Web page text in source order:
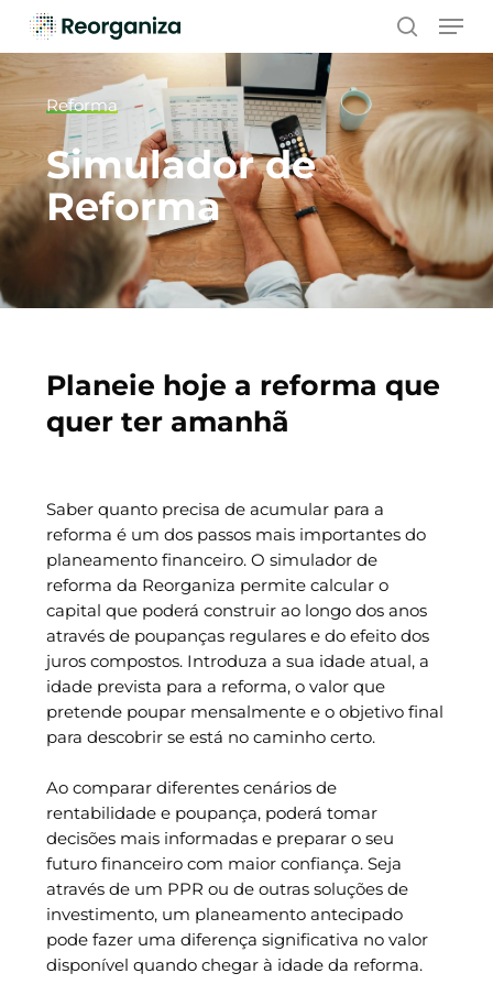
Skip
main
content
search
Reforma
Simulador de
Reforma
Planeie hoje a reforma que
quer ter amanhã
Saber quanto precisa de acumular para a
reforma é um dos passos mais importantes do
planeamento financeiro. O simulador de
reforma da Reorganiza permite calcular o
capital que poderá construir ao longo dos anos
através de poupanças regulares e do efeito dos
juros compostos. Introduza a sua idade atual, a
idade prevista para a reforma, o valor que
pretende poupar mensalmente e o objetivo final
para descobrir se está no caminho certo.
Ao comparar diferentes cenários de
rentabilidade e poupança, poderá tomar
decisões mais informadas e preparar o seu
futuro financeiro com maior confiança. Seja
através de um PPR ou de outras soluções de
investimento, um planeamento antecipado
pode fazer uma diferença significativa no valor
disponível quando chegar à idade da reforma.